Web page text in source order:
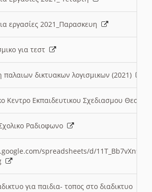
εργασίες 2021_Παρασκευη
για τεστ
δικτυακων λογισμικων (2021)
Κεντρο Εκπαιδευτικου Σχεδιασμου
Ραδιοφωνο
spreadsheets/d/
για παιδια- τοπος στο διαδικτυο